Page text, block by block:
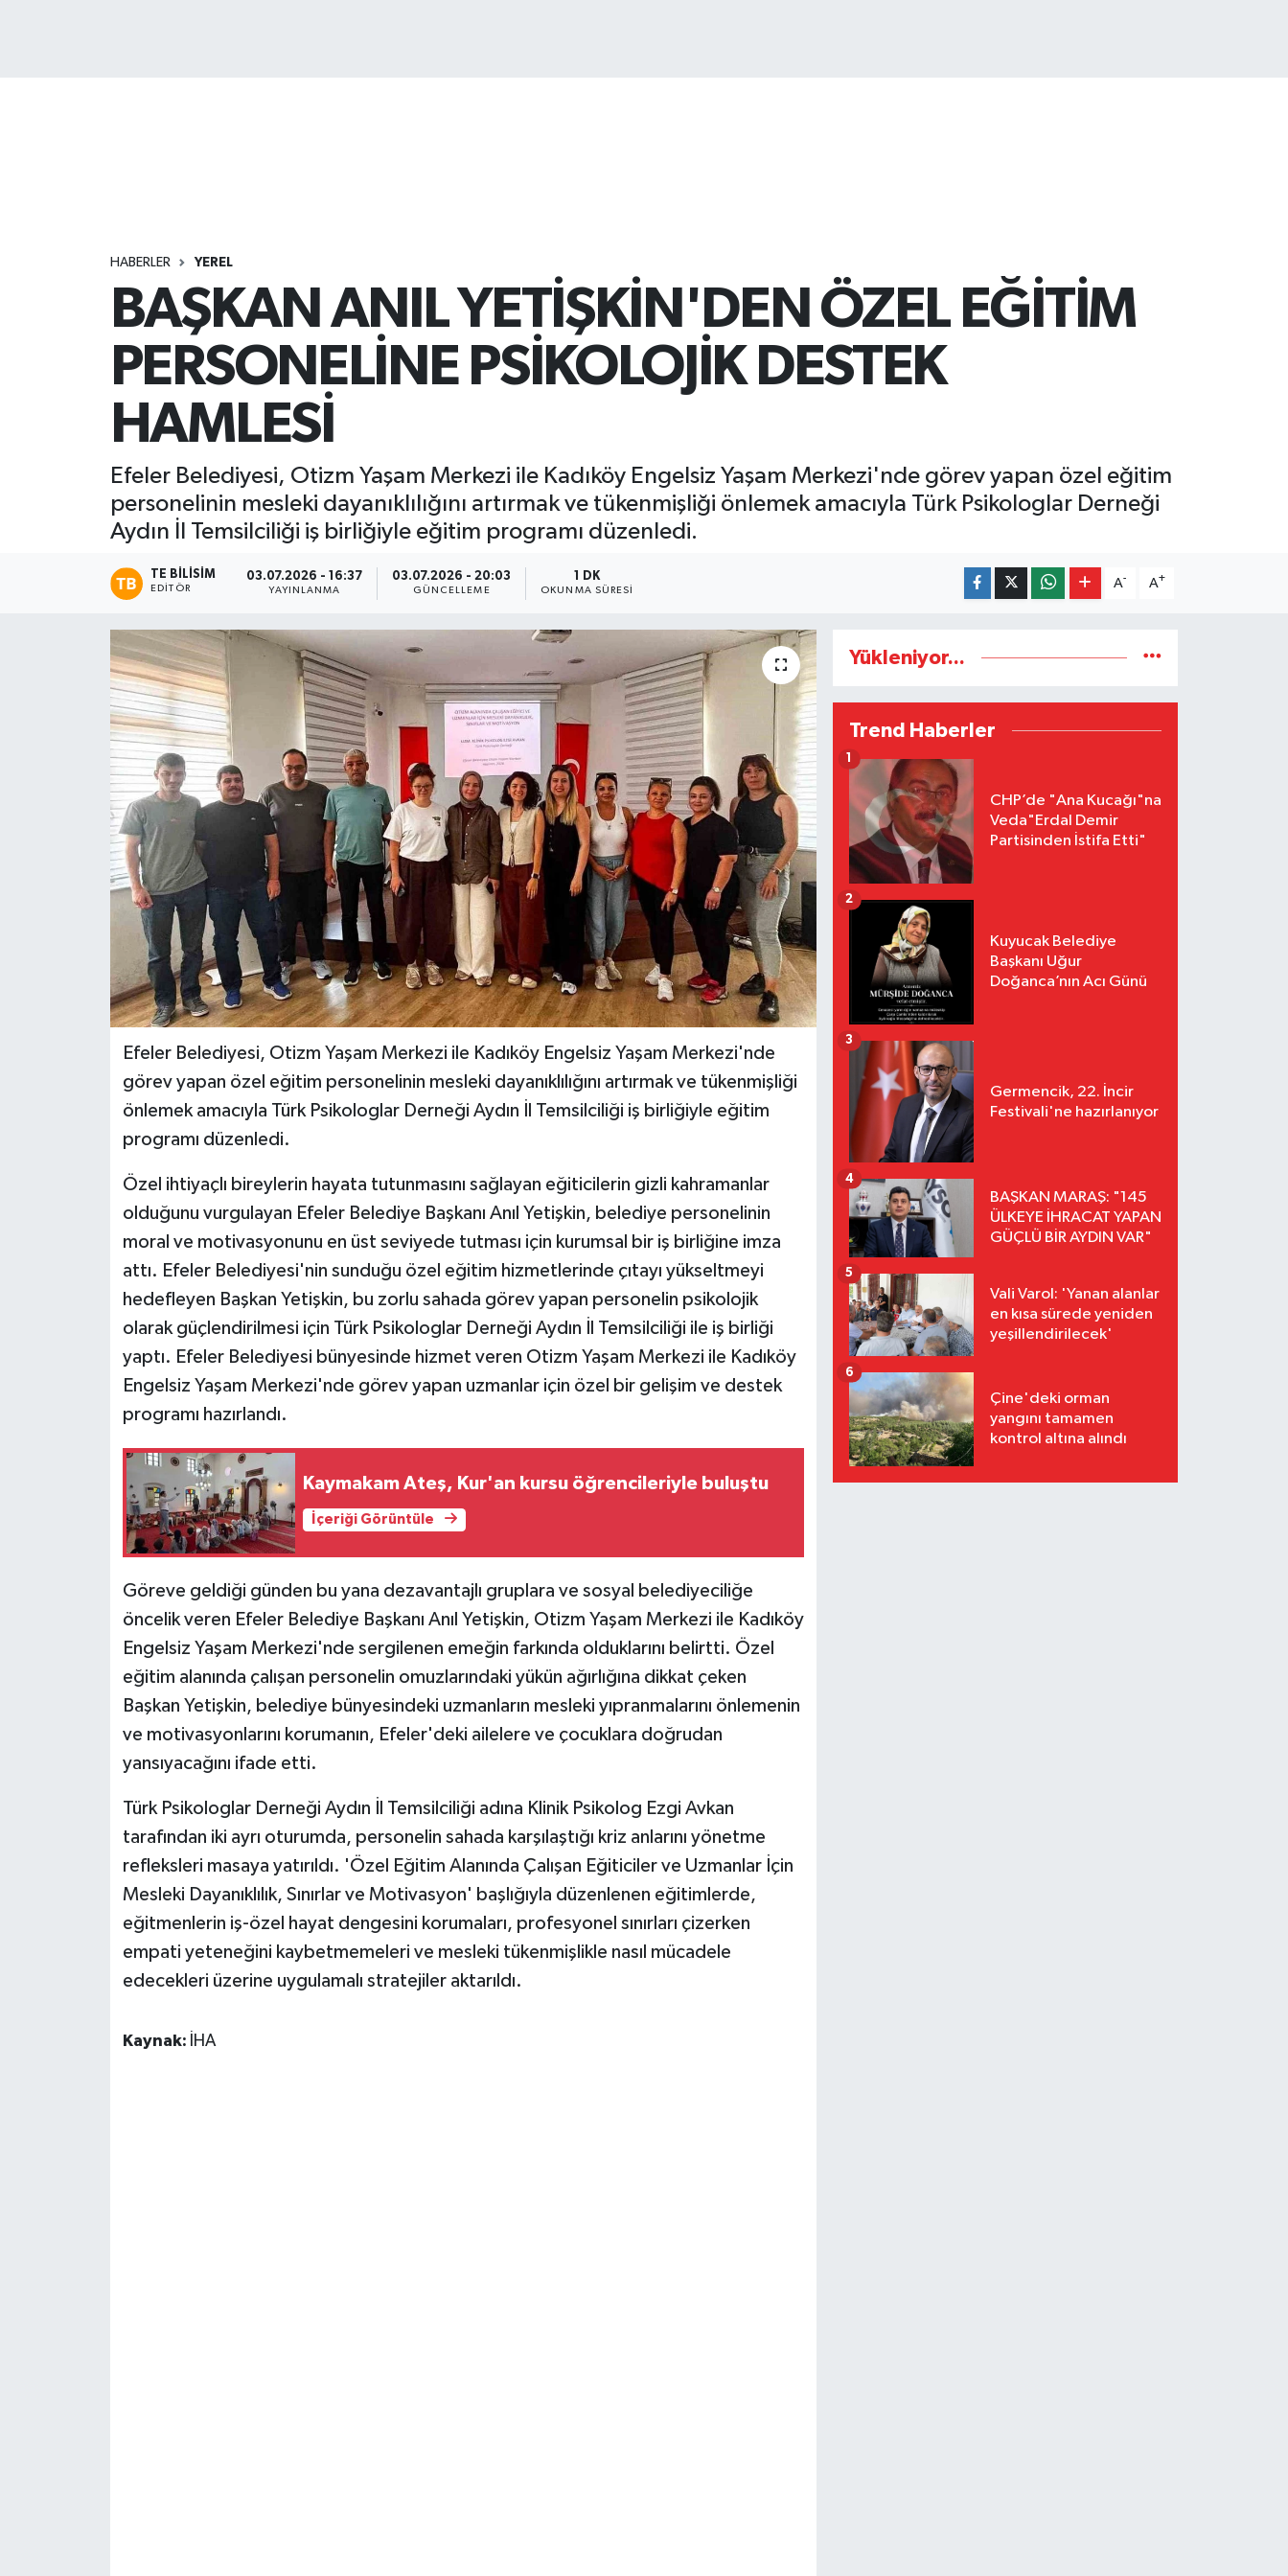
HABERLER YEREL
BAŞKAN ANIL YETİŞKİN'DEN ÖZEL EĞİTİM
PERSONELİNE PSİKOLOJİK DESTEK
HAMLESİ
Efeler Belediyesi, Otizm Yaşam Merkezi ile Kadıköy Engelsiz Yaşam Merkezi'nde görev yapan özel eğitim
personelinin mesleki dayanıklılığını artırmak ve tükenmişliği önlemek amacıyla Türk Psikologlar Derneği
Aydın İl Temsilciliği iş birliğiyle eğitim programı düzenledi.
TE BILISIM
EDITÖR
03.07.2026 - 16:37
YAYINLANMA
03.07.2026 - 20:03
GÜNCELLEME
1 DK
OKUNMA SÜRESI
A- A+
Efeler Belediyesi, Otizm Yaşam Merkezi ile Kadıköy Engelsiz Yaşam Merkezi'nde
görev yapan özel eğitim personelinin mesleki dayanıklılığını artırmak ve tükenmişliği
önlemek amacıyla Türk Psikologlar Derneği Aydın İl Temsilciliği iş birliğiyle eğitim
programı düzenledi.
Özel ihtiyaçlı bireylerin hayata tutunmasını sağlayan eğiticilerin gizli kahramanlar
olduğunu vurgulayan Efeler Belediye Başkanı Anıl Yetişkin, belediye personelinin
moral ve motivasyonunu en üst seviyede tutması için kurumsal bir iş birliğine imza
attı. Efeler Belediyesi'nin sunduğu özel eğitim hizmetlerinde çıtayı yükseltmeyi
hedefleyen Başkan Yetişkin, bu zorlu sahada görev yapan personelin psikolojik
olarak güçlendirilmesi için Türk Psikologlar Derneği Aydın İl Temsilciliği ile iş birliği
yaptı. Efeler Belediyesi bünyesinde hizmet veren Otizm Yaşam Merkezi ile Kadıköy
Engelsiz Yaşam Merkezi'nde görev yapan uzmanlar için özel bir gelişim ve destek
programı hazırlandı.
Kaymakam Ateş, Kur'an kursu öğrencileriyle buluştu
İçeriği Görüntüle
Göreve geldiği günden bu yana dezavantajlı gruplara ve sosyal belediyeciliğe
öncelik veren Efeler Belediye Başkanı Anıl Yetişkin, Otizm Yaşam Merkezi ile Kadıköy
Engelsiz Yaşam Merkezi'nde sergilenen emeğin farkında olduklarını belirtti. Özel
eğitim alanında çalışan personelin omuzlarındaki yükün ağırlığına dikkat çeken
Başkan Yetişkin, belediye bünyesindeki uzmanların mesleki yıpranmalarını önlemenin
ve motivasyonlarını korumanın, Efeler'deki ailelere ve çocuklara doğrudan
yansıyacağını ifade etti.
Türk Psikologlar Derneği Aydın İl Temsilciliği adına Klinik Psikolog Ezgi Avkan
tarafından iki ayrı oturumda, personelin sahada karşılaştığı kriz anlarını yönetme
refleksleri masaya yatırıldı. 'Özel Eğitim Alanında Çalışan Eğiticiler ve Uzmanlar İçin
Mesleki Dayanıklılık, Sınırlar ve Motivasyon' başlığıyla düzenlenen eğitimlerde,
eğitmenlerin iş-özel hayat dengesini korumaları, profesyonel sınırları çizerken
empati yeteneğini kaybetmemeleri ve mesleki tükenmişlikle nasıl mücadele
edecekleri üzerine uygulamalı stratejiler aktarıldı.
Kaynak: İHA
Yükleniyor...
Trend Haberler
CHP’de "Ana Kucağı"na
Veda"Erdal Demir
Partisinden İstifa Etti"
1
Kuyucak Belediye
Başkanı Uğur
Doğanca’nın Acı Günü
2
Germencik, 22. İncir
Festivali'ne hazırlanıyor
3
BAŞKAN MARAŞ: "145
ÜLKEYE İHRACAT YAPAN
GÜÇLÜ BİR AYDIN VAR"
4
Vali Varol: 'Yanan alanlar
en kısa sürede yeniden
yeşillendirilecek'
5
Çine'deki orman
yangını tamamen
kontrol altına alındı
6